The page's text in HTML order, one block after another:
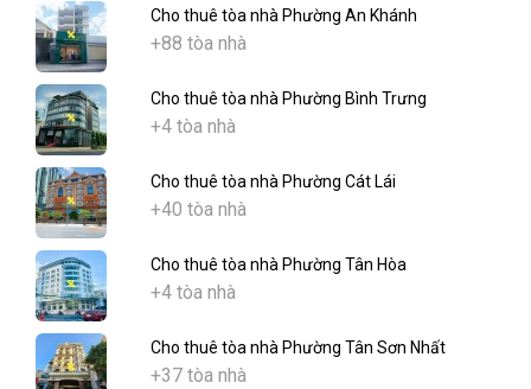
Cho thuê tòa nhà Phường An Khánh
+88 tòa nhà
Cho thuê tòa nhà Phường Bình Trưng
+4 tòa nhà
Cho thuê tòa nhà Phường Cát Lái
+40 tòa nhà
Cho thuê tòa nhà Phường Tân Hòa
+4 tòa nhà
Cho thuê tòa nhà Phường Tân Sơn Nhất
+37 tòa nhà